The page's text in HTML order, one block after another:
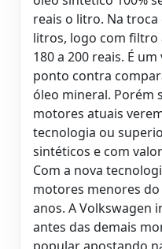
reais o litro. Na
litros, logo com filtro
180 a 200 reais. É
ponto contra
óleo mineral. Porém
motores atuais
tecnologia ou
sintéticos e com
Com a nova
motores menores do
anos. A Volkswagen
antes das demais